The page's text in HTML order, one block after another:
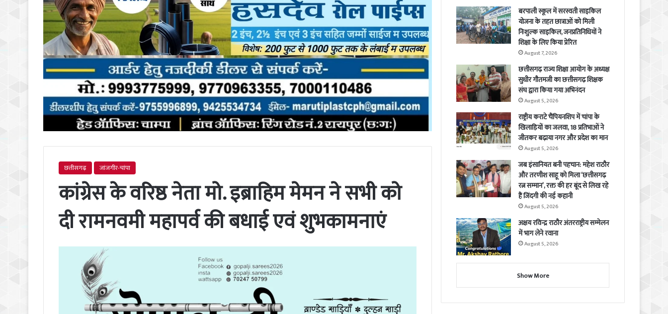
छत्तीसगढ़ जांजगीर-चांपा
कांग्रेस के वरिष्ठ नेता मो. इब्राहिम मेमन ने सभी को
दी रामनवमी महापर्व की बधाई एवं शुभकामनाएं
बरपाली स्कूल में सरस्वती साइकिल
योजना के तहत छात्राओं को मिली
निःशुल्क साइकिल, जनप्रतिनिधियों ने
शिक्षा के लिए किया प्रेरित
August 7, 2026
छत्तीसगढ़ राज्य शिक्षा आयोग के अध्यक्ष
सुधीर गौतमजी का छत्तीसगढ़ शिक्षक
संघ द्वारा किया गया अभिनंदन
August 5, 2026
राष्ट्रीय कराटे चैंपियनशिप में चांपा के
खिलाड़ियों का जलवा, 18 प्रतिभाओं ने
जीतकर बढ़ाया नगर और प्रदेश का मान
August 5, 2026
जब इंसानियत बनी पहचान: महेश राठौर
और तरणीश साहू को मिला ‘छत्तीसगढ़
रत्न सम्मान’, रक्त की हर बूंद से लिख रहे
हैं जिंदगी की नई कहानी
August 5, 2026
अक्षय रविन्द्र राठौर अंतरराष्ट्रीय सम्मेलन
में भाग लेने रवाना
August 5, 2026
Show More